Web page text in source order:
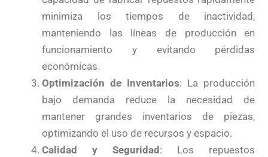
minimiza los tiempos de inactividad,
manteniendo las líneas de producción en
funcionamiento y evitando pérdidas
económicas.
Optimización de Inventarios: La producción
bajo demanda reduce la necesidad de
mantener grandes inventarios de piezas,
optimizando el uso de recursos y espacio.
Calidad y Seguridad : Los repuestos